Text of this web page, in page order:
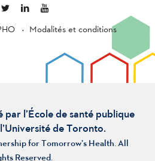
Modalités et conditions
l’École de santé publique
de Toronto.
for Tomorrow’s Health. All
Reserved.